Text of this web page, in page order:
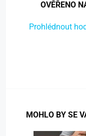
OVĚŘENO
Prohlédnout
MOHLO BY SE